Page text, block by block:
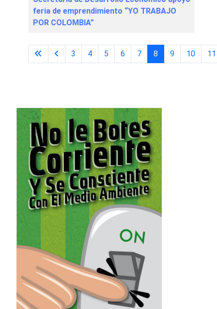
feria de emprendimiento “YO TRABAJO
POR COLOMBIA”
Página 8 de 24
3 4 5 6 7 8 9 10 11